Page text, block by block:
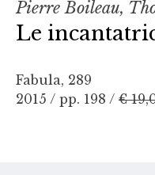
Pierre Boileau,
Le
Fabula, 289
2015 / pp. 198 / €